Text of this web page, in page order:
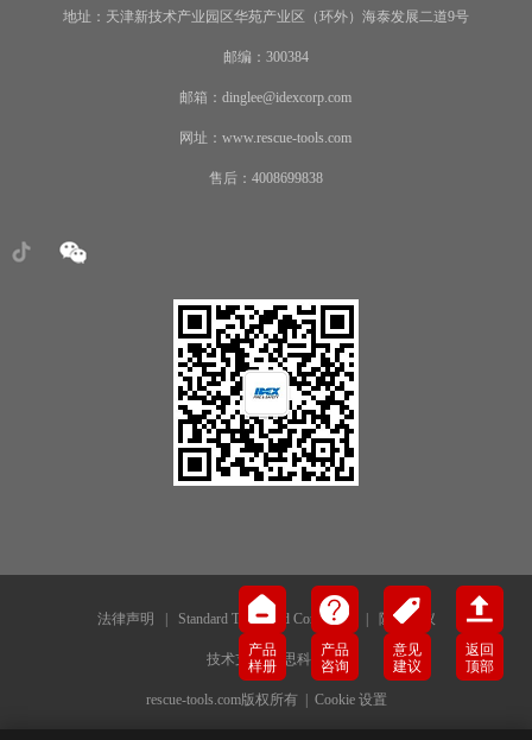
地址：天津新技术产业园区华苑产业区（环外）海泰发展二道9号
邮编：300384
邮箱：dinglee@idexcorp.com
网址：www.rescue-tools.com
售后：4008699838
法律声明 | Standard Terms and Conditions | 隐私协议
技术支持-犀思科技
rescue-tools.com版权所有 | Cookie 设置
产品
样册
产品
咨询
意见
建议
返回
顶部